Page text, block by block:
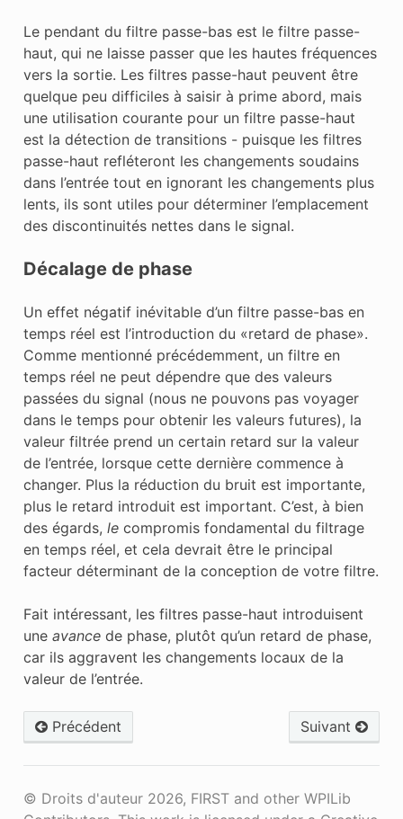
Le pendant du filtre passe-bas est le filtre passe-
haut, qui ne laisse passer que les hautes fréquences
vers la sortie. Les filtres passe-haut peuvent être
quelque peu difficiles à saisir à prime abord, mais
une utilisation courante pour un filtre passe-haut
est la détection de transitions - puisque les filtres
passe-haut refléteront les changements soudains
dans l’entrée tout en ignorant les changements plus
lents, ils sont utiles pour déterminer l’emplacement
des discontinuités nettes dans le signal.
Décalage de phase
Un effet négatif inévitable d’un filtre passe-bas en
temps réel est l’introduction du «retard de phase».
Comme mentionné précédemment, un filtre en
temps réel ne peut dépendre que des valeurs
passées du signal (nous ne pouvons pas voyager
dans le temps pour obtenir les valeurs futures), la
valeur filtrée prend un certain retard sur la valeur
de l’entrée, lorsque cette dernière commence à
changer. Plus la réduction du bruit est importante,
plus le retard introduit est important. C’est, à bien
des égards, lecompromis fondamental du filtrage
en temps réel, et cela devrait être le principal
facteur déterminant de la conception de votre filtre.
Fait intéressant, les filtres passe-haut introduisent
une avancede phase, plutôt qu’un retard de phase,
car ils aggravent les changements locaux de la
valeur de l’entrée.
Précédent Suivant
© Droits d'auteur 2026, FIRST and other WPILib